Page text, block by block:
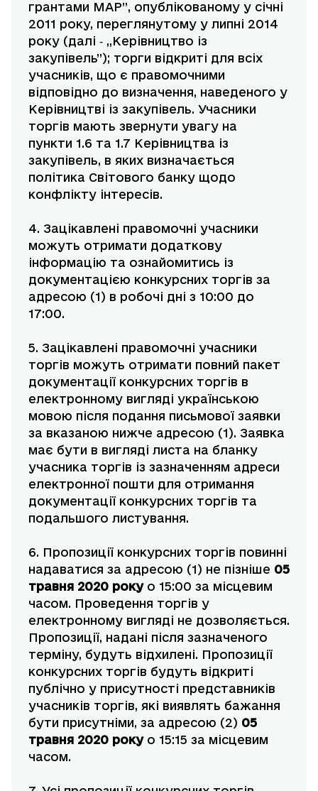
грантами МАР”, опублікованому у січні
2011 року, переглянутому у липні 2014
року (далі ‑ „Керівництво із
закупівель”); торги відкриті для всіх
учасників, що є правомочними
відповідно до визначення, наведеного у
Керівництві із закупівель. Учасники
торгів мають звернути увагу на
пункти 1.6 та 1.7 Керівництва із
закупівель, в яких визначається
політика Світового банку щодо
конфлікту інтересів.
4. Зацікавлені правомочні учасники
можуть отримати додаткову
інформацію та ознайомитись із
документацією конкурсних торгів за
адресою (1) в робочі дні з 10:00 до
17:00.
5. Зацікавлені правомочні учасники
торгів можуть отримати повний пакет
документації конкурсних торгів в
електронному вигляді українською
мовою після подання письмової заявки
за вказаною нижче адресою (1). Заявка
має бути в вигляді листа на бланку
учасника торгів із зазначенням адреси
електронної пошти для отримання
документації конкурсних торгів та
подальшого листування.
6. Пропозиції конкурсних торгів повинні
надаватися за адресою (1) не пізніше 05
травня 2020 рокуо 15:00 за місцевим
часом. Проведення торгів у
електронному вигляді не дозволяється.
Пропозиції, надані після зазначеного
терміну, будуть відхилені. Пропозиції
конкурсних торгів будуть відкриті
публічно у присутності представників
учасників торгів, які виявлять бажання
бути присутніми, за адресою (2) 05
травня 2020 року о 15:15 за місцевим
часом.